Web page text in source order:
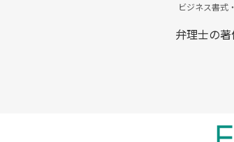
ビジネス書式
弁理士の